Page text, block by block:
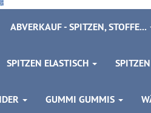
ABVERKAUF - SPITZEN, STOFFE...
SPITZEN ELASTISCH
GUMMI GUMMIS